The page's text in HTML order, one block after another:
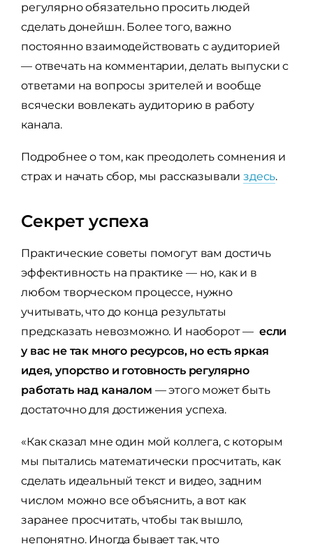
регулярно обязательно просить людей
сделать донейшн. Более того, важно
постоянно взаимодействовать с аудиторией
— отвечать на комментарии, делать выпуски с
ответами на вопросы зрителей и вообще
всячески вовлекать аудиторию в работу
канала.
Подробнее о том, как преодолеть сомнения и
страх и начать сбор, мы рассказывализдесь.
Секрет успеха
Практические советы помогут вам достичь
эффективность на практике — но, как и в
любом творческом процессе, нужно
учитывать, что до конца результаты
предсказать невозможно. И наоборот — если
у вас не так много ресурсов, но есть яркая
идея, упорство и готовность регулярно
работать над каналом — этого может быть
достаточно для достижения успеха.
«Как сказал мне один мой коллега, с которым
мы пытались математически просчитать, как
сделать идеальный текст и видео, задним
числом можно все объяснить, а вот как
заранее просчитать, чтобы так вышло,
непонятно. Иногда бывает так, что